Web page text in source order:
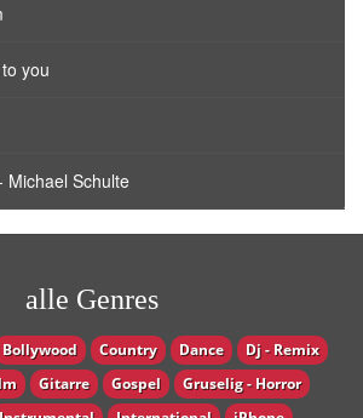
you
Michael Schulte
alle Genres
Bollywood Country Dance
Dj - Remix
Gitarre Gospel
Gruselig - Horror